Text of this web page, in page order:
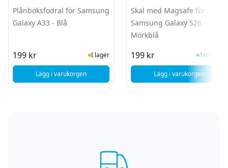
Plånboksfodral för Samsung
Galaxy A33 - Blå
199 kr I Lager
I lager
Lägg i varukorgen, Plånboksfodral för Samsung Galaxy A33 - Blå
Skal med Magsafe för
Samsung Galaxy S26 -
Mörkblå
199 kr I Lager
1st i lager
Lägg i varukorgen
, DUX DUCIS